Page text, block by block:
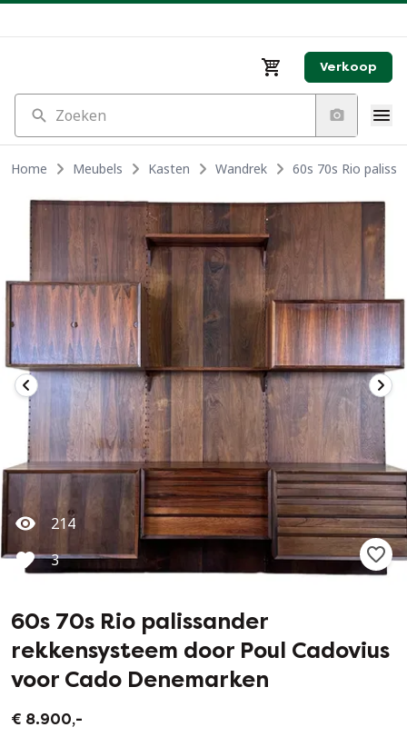
Verkoop
Zoeken
Home Meubels Kasten Wandrek 60s 70s Rio
214
3
60s 70s Rio palissander
rekkensysteem door Poul Cadovius
voor Cado Denemarken
€ 8.900,-